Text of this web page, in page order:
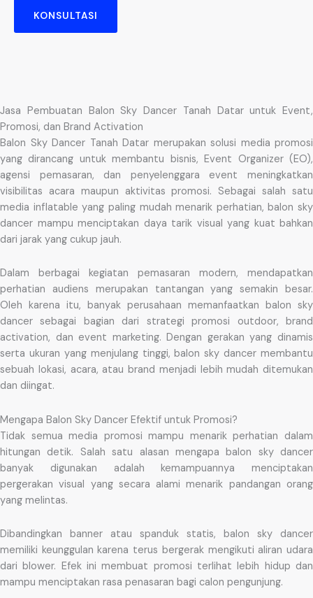
KONSULTASI
Jasa Pembuatan Balon Sky Dancer Tanah Datar untuk Event,
Promosi, dan Brand Activation
Balon Sky Dancer Tanah Datar merupakan solusi media promosi
yang dirancang untuk membantu bisnis, Event Organizer (EO),
agensi pemasaran, dan penyelenggara event meningkatkan
visibilitas acara maupun aktivitas promosi. Sebagai salah satu
media inflatable yang paling mudah menarik perhatian, balon sky
dancer mampu menciptakan daya tarik visual yang kuat bahkan
dari jarak yang cukup jauh.
Dalam berbagai kegiatan pemasaran modern, mendapatkan
perhatian audiens merupakan tantangan yang semakin besar.
Oleh karena itu, banyak perusahaan memanfaatkan balon sky
dancer sebagai bagian dari strategi promosi outdoor, brand
activation, dan event marketing. Dengan gerakan yang dinamis
serta ukuran yang menjulang tinggi, balon sky dancer membantu
sebuah lokasi, acara, atau brand menjadi lebih mudah ditemukan
dan diingat.
Mengapa Balon Sky Dancer Efektif untuk Promosi?
Tidak semua media promosi mampu menarik perhatian dalam
hitungan detik. Salah satu alasan mengapa balon sky dancer
banyak digunakan adalah kemampuannya menciptakan
pergerakan visual yang secara alami menarik pandangan orang
yang melintas.
Dibandingkan banner atau spanduk statis, balon sky dancer
memiliki keunggulan karena terus bergerak mengikuti aliran udara
dari blower. Efek ini membuat promosi terlihat lebih hidup dan
mampu menciptakan rasa penasaran bagi calon pengunjung.